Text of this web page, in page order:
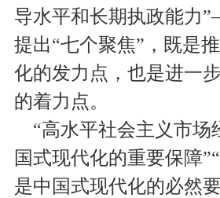
导水平和长期执政能力
提出“七个聚焦”，既是
化的发力点，也是进一
的着力点。
“高水平社会主义市场
国式现代化的重要保障
是中国式现代化的必然